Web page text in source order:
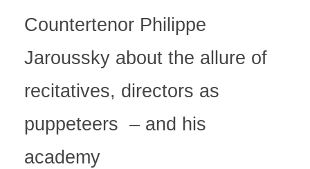
Countertenor Philippe
Jaroussky about the allure of
recitatives, directors as
puppeteers – and his
academy